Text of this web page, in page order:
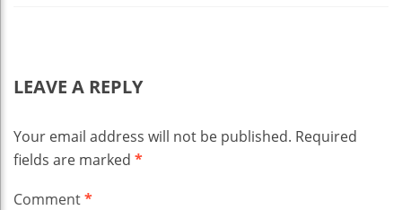
LEAVE A REPLY
Your email address will not be published. Required
fields are marked *
Comment*